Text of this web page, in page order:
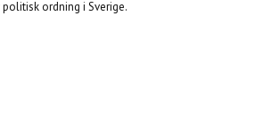
ordning i Sverige.